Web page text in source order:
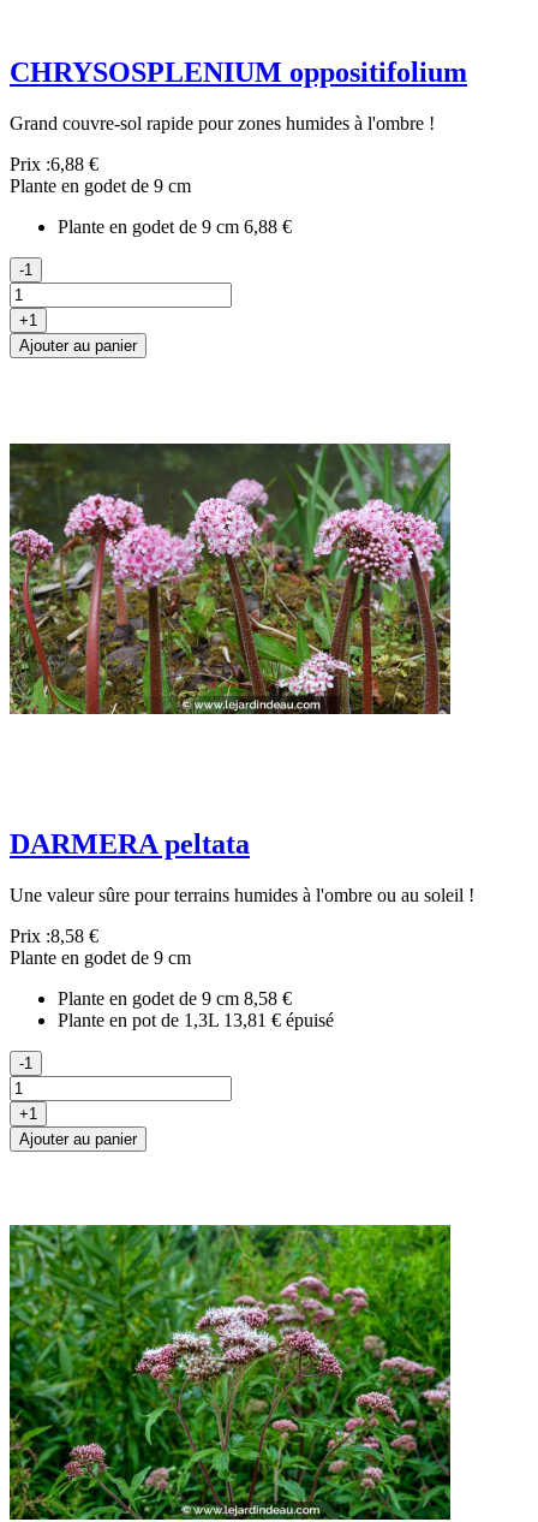
CHRYSOSPLENIUM oppositifolium
Grand couvre-sol rapide pour zones humides à l'ombre !
Prix :6,88 €
Plante en godet de 9 cm
Plante en godet de 9 cm 6,88 €
-1
+1
Ajouter au panier
DARMERA peltata
Une valeur sûre pour terrains humides à l'ombre ou au soleil !
Prix :8,58 €
Plante en godet de 9 cm
Plante en godet de 9 cm 8,58 €
Plante en pot de 1,3L 13,81 € épuisé
-1
+1
Ajouter au panier